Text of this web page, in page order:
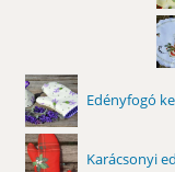
Edényfogó
Karácsonyi